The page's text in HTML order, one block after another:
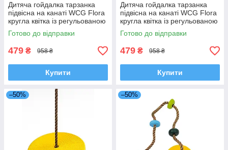
Дитяча гойдалка тарзанка
підвісна на канаті WCG Flora
кругла квітка із регульованою
висотою для дому Салатовий
Готово до відправки
479 ₴ 958 ₴
Купити
Дитяча гойдалка тарзанка
підвісна на канаті WCG Flora
кругла квітка із регульованою
висотою для дому Рожевий
Готово до відправки
479 ₴ 958 ₴
Купити
–50% –50%